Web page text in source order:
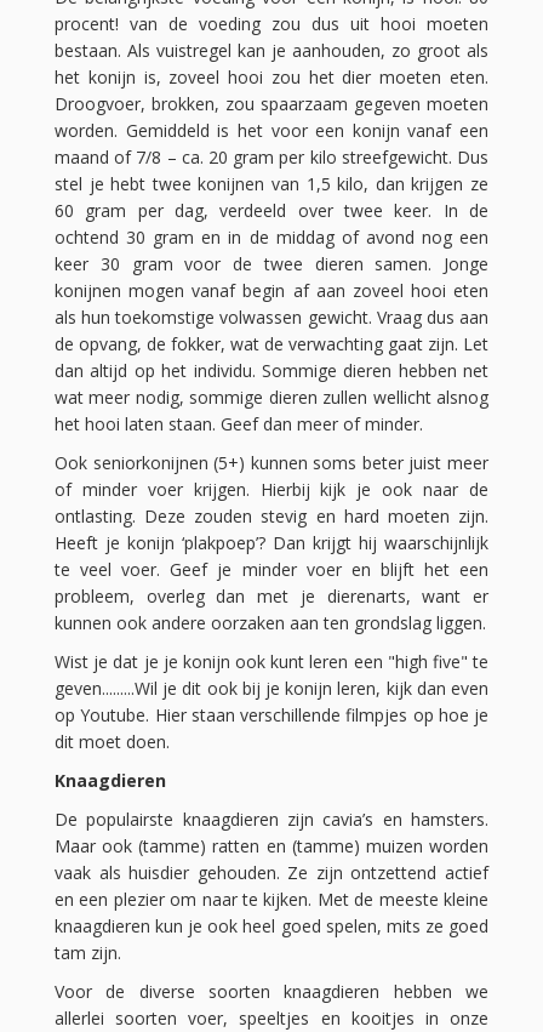
procent! van de voeding zou dus uit hooi moeten
bestaan. Als vuistregel kan je aanhouden, zo groot als
het konijn is, zoveel hooi zou het dier moeten eten.
Droogvoer, brokken, zou spaarzaam gegeven moeten
worden. Gemiddeld is het voor een konijn vanaf een
maand of 7/8 – ca. 20 gram per kilo streefgewicht. Dus
stel je hebt twee konijnen van 1,5 kilo, dan krijgen ze
60 gram per dag, verdeeld over twee keer. In de
ochtend 30 gram en in de middag of avond nog een
keer 30 gram voor de twee dieren samen. Jonge
konijnen mogen vanaf begin af aan zoveel hooi eten
als hun toekomstige volwassen gewicht. Vraag dus aan
de opvang, de fokker, wat de verwachting gaat zijn. Let
dan altijd op het individu. Sommige dieren hebben net
wat meer nodig, sommige dieren zullen wellicht alsnog
het hooi laten staan. Geef dan meer of minder.
Ook seniorkonijnen (5+) kunnen soms beter juist meer
of minder voer krijgen. Hierbij kijk je ook naar de
ontlasting. Deze zouden stevig en hard moeten zijn.
Heeft je konijn ‘plakpoep’? Dan krijgt hij waarschijnlijk
te veel voer. Geef je minder voer en blijft het een
probleem, overleg dan met je dierenarts, want er
kunnen ook andere oorzaken aan ten grondslag liggen.
Wist je dat je je konijn ook kunt leren een "high five" te
geven.........Wil je dit ook bij je konijn leren, kijk dan even
op Youtube. Hier staan verschillende filmpjes op hoe je
dit moet doen.
Knaagdieren
De populairste knaagdieren zijn cavia’s en hamsters.
Maar ook (tamme) ratten en (tamme) muizen worden
vaak als huisdier gehouden. Ze zijn ontzettend actief
en een plezier om naar te kijken. Met de meeste kleine
knaagdieren kun je ook heel goed spelen, mits ze goed
tam zijn.
Voor de diverse soorten knaagdieren hebben we
allerlei soorten voer, speeltjes en kooitjes in onze